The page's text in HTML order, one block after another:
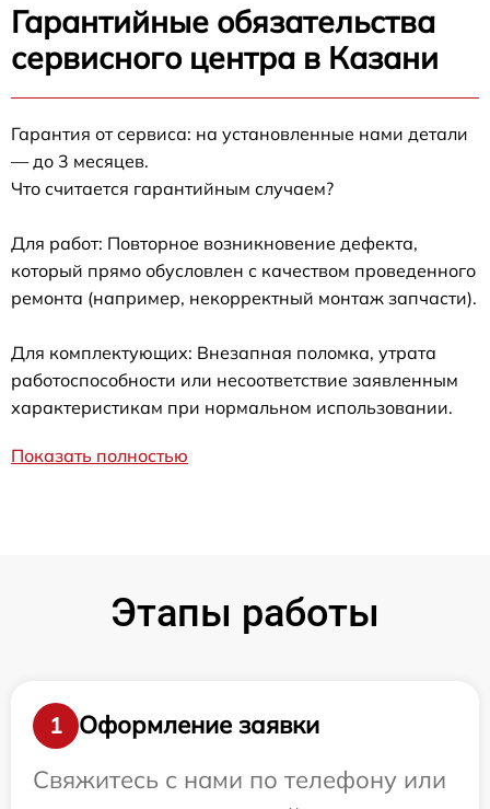
Гарантийные обязательства
сервисного центра в Казани
Гарантия от сервиса: на установленные нами детали
— до 3 месяцев.
Что считается гарантийным случаем?
Для работ: Повторное возникновение дефекта,
который прямо обусловлен с качеством проведенного
ремонта (например, некорректный монтаж запчасти).
Для комплектующих: Внезапная поломка, утрата
работоспособности или несоответствие заявленным
характеристикам при нормальном использовании.
Показать полностью
Этапы работы
1
Оформление заявки
Свяжитесь с нами по телефону или